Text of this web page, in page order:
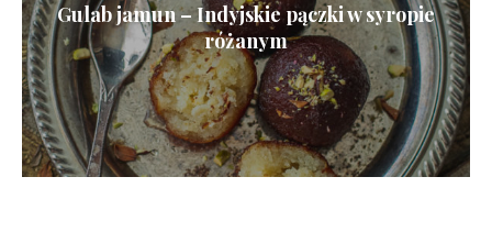
Gulab jamun – Indyjskie pączki w syropie
różanym